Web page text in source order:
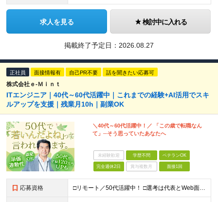
求人を見る 検討中に入れる
掲載終了予定日： 2026.08.27
正社員 面接情報有 自己PR不要 話を聞きたい応募可
株式会社ｅ‐Ｍｉｎｔ
ITエンジニア｜40代～60代活躍中｜これまでの経験+AI活用でスキ
ルアップを支援｜残業月10h｜副業OK
＼40代～60代活躍中！／ 「この歳で転職なん
て」─そう思っていたあなたへ
未経験歓迎 学歴不問 ベテランOK
完全週休2日 賞与複数月 面接1回
応募資格 □リモート／50代活躍中！ □選考は代表とWeb面談1回のみ □カジュアル面談も大歓迎！ 【応募条件】 ◎ITエンジニアの開発の実務経験をお持ちの方 └言語・業界・ジャンル不問（インフラ案件も多数！